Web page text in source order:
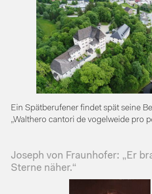
Ein Spätberufener findet spät seine
„Walthero cantori de vogelweide pro
Joseph von Fraunhofer: „Er
Sterne näher.“